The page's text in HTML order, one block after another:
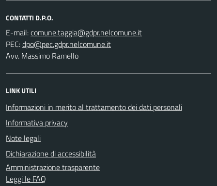
CONTATTI D.P.O.
E-mail:
PEC:
Avv. Massimo Ramello
LINK UTILI
Informazioni in merito al trattamento dei dati personali
Informativa privacy
Note legali
Dichiarazione di accessibilità
Amministrazione trasparente
Leggi le FAQ